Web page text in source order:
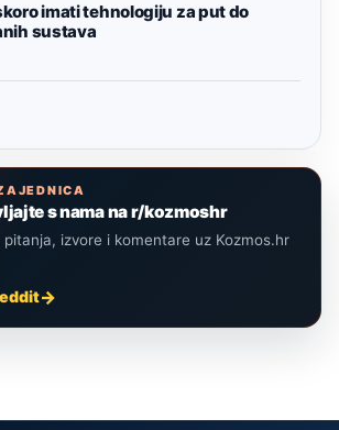
imati tehnologiju za put do
sustava
s nama na r/kozmoshr
pitanja, izvore i komentare uz Kozmos.hr